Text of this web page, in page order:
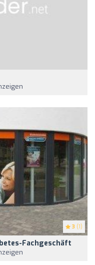
3 (1)
Fachgeschäft